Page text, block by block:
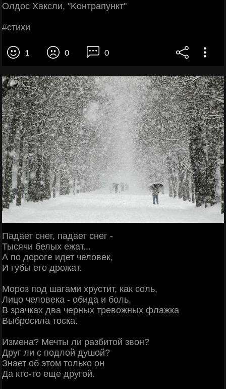
Олдoc Χaкcли, "Κoнтpaпункт"
#cтихи
1 0 0
Падает снег, падает снег -
Тысячи белых ежат...
А по дороге идет человек,
И губы его дрожат.
Мороз под шагами хрустит, как соль,
Лицо человека - обида и боль,
В зрачках два черных тревожных флажка
Выбросила тоска.
Измена? Мечты ли разбитой звон?
Друг ли с подлой душой?
Знает об этом только он
Да кто-то еще другой.